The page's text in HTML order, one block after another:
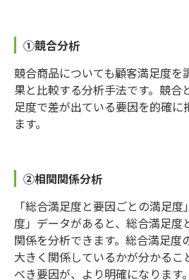
①競合分析
競合商品についても顧客満足度を
果と比較する分析手法です。競合
足度で差が出ている要因を的確に
ます。
②相関関係分析
「総合満足度と要因ごとの満足
度」データがあると、総合満足度
関係を分析できます。総合満足度
大きく関係しているかが分かるこ
べき要因が、より明確になります。